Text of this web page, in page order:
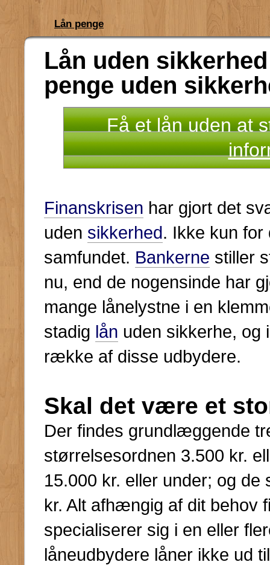
Lån penge
Lån uden
penge uden
Få et lån uden at
Finanskrisen har gjort det
uden sikkerhed. Ikke kun for
samfundet. Bankerne stiller
nu, end de nogensinde har
mange lånelystne i en
stadig lån uden sikkerhe, og
række af disse udbydere.
Skal det være et
Der findes grundlæggende
størrelsesordnen 3.500 kr.
15.000 kr. eller under; og
kr. Alt afhængig af dit behov
specialiserer sig i en eller
låneudbydere låner ikke ud